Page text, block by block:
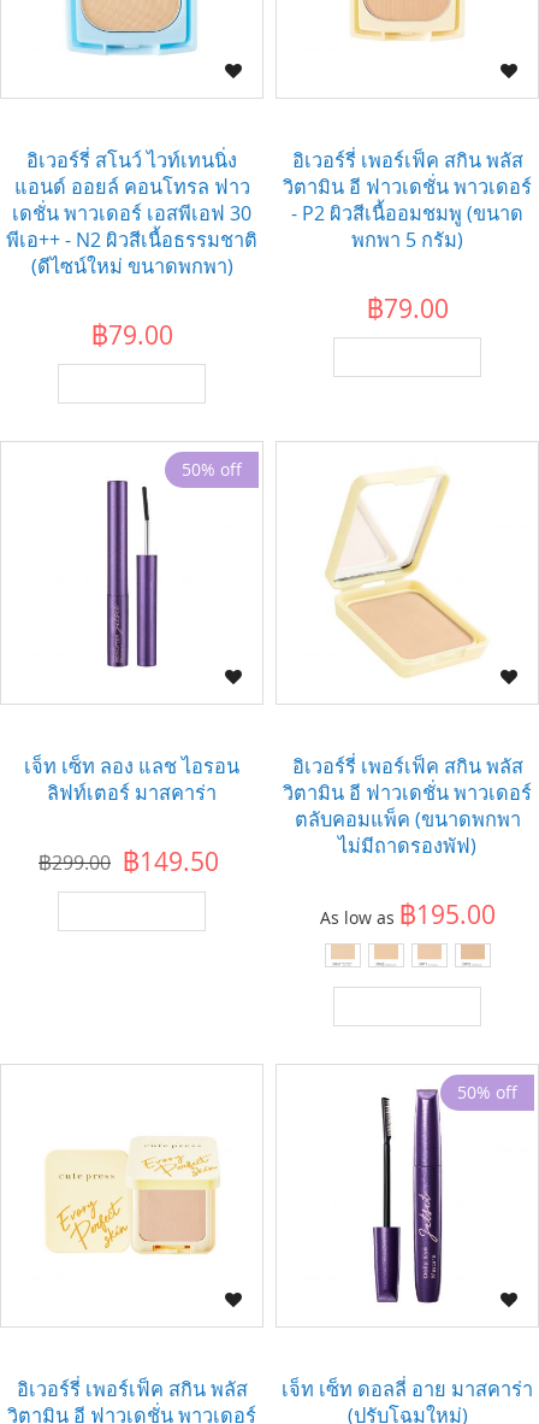
อิเวอร์รี่ สโนว์ ไวท์เทนนิ่ง
แอนด์ ออยล์ คอนโทรล ฟาว
เดชั่น พาวเดอร์ เอสพีเอฟ 30
พีเอ++ - N2 ผิวสีเนื้อธรรมชาติ
(ดีไซน์ใหม่ ขนาดพกพา)
฿79.00
อิเวอร์รี่ เพอร์เฟ็ค สกิน พลัส
วิตามิน อี ฟาวเดชั่น พาวเดอร์
- P2 ผิวสีเนื้ออมชมพู (ขนาด
พกพา 5 กรัม)
฿79.00
50% off
เจ็ท เซ็ท ลอง แลช ไอรอน
ลิฟท์เตอร์ มาสคาร่า
฿149.50
฿299.00
อิเวอร์รี่ เพอร์เฟ็ค สกิน พลัส
วิตามิน อี ฟาวเดชั่น พาวเดอร์
ตลับคอมแพ็ค (ขนาดพกพา
ไม่มีถาดรองพัฟ)
As low as ฿195.00
อิเวอร์รี่ เพอร์เฟ็ค สกิน พลัส
วิตามิน อี ฟาวเดชั่น พาวเดอร์
50% off
เจ็ท เซ็ท ดอลลี่ อาย มาสคาร่า
(ปรับโฉมใหม่)